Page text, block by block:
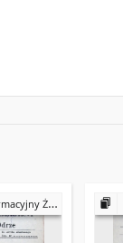
na Odrze 1987